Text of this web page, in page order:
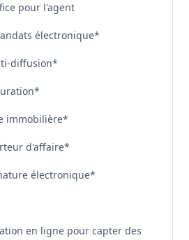
pour l'agent
électronique*
diffusion*
immobilière*
d'affaire*
électronique*
en ligne pour capter des